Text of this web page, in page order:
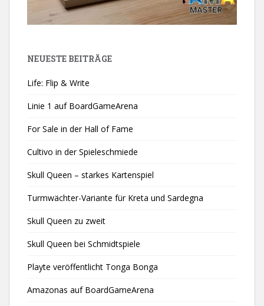
NEUESTE BEITRÄGE
Life: Flip & Write
Linie 1 auf BoardGameArena
For Sale in der Hall of Fame
Cultivo in der Spieleschmiede
Skull Queen – starkes Kartenspiel
Turmwächter-Variante für Kreta und Sardegna
Skull Queen zu zweit
Skull Queen bei Schmidtspiele
Playte veröffentlicht Tonga Bonga
Amazonas auf BoardGameArena